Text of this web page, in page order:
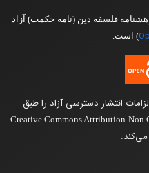
فلسفه دین (نامه حکمت) آزاد
) است.
انتشار دسترسی آزاد را طبق
Creative Commons Attribution-Non